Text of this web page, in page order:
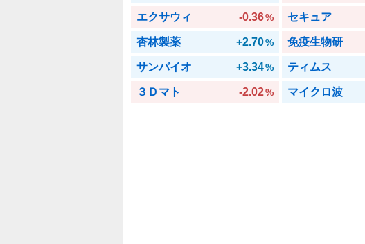
エクサウィ -0.36% セキュア
杏林製薬 +2.70% 免疫生物研
サンバイオ +3.34% ティムス
３Ｄマト -2.02% マイクロ波